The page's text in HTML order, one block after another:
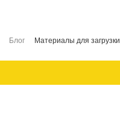
Блог Материалы для загрузки